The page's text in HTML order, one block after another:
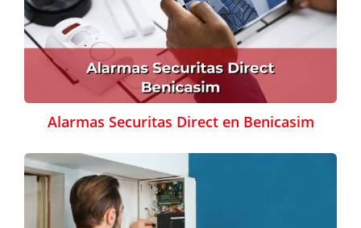
Alarmas Securitas Direct en Benicasim